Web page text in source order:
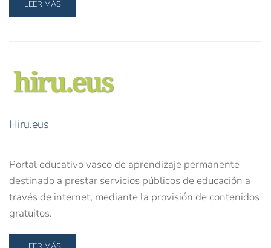
LEER MÁS
Hiru.eus
Portal educativo vasco de aprendizaje permanente
destinado a prestar servicios públicos de educación a
través de internet, mediante la provisión de contenidos
gratuitos.